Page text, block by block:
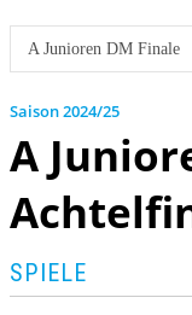
A Junioren DM Finale
2024/25
A
SPIELE